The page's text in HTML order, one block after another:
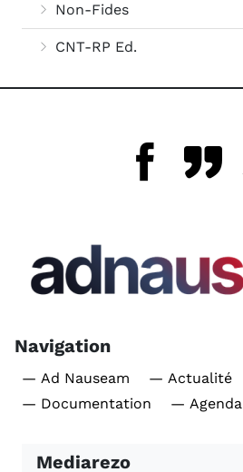
Non-Fides
CNT-RP Ed.
Navigation
— Ad Nauseam — Actualité
— Documentation
— Agenda
Mediarezo